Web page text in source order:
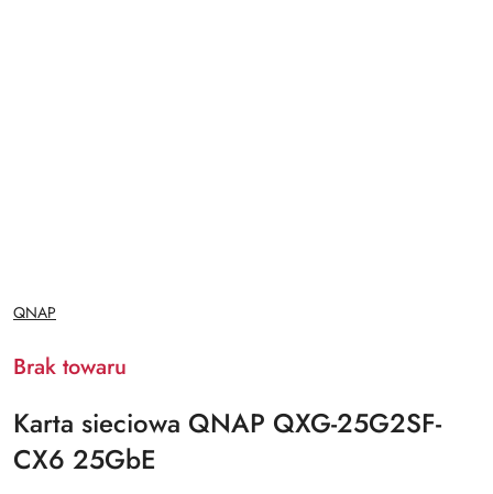
NAZWA
PRODUCENTA:
QNAP
Brak towaru
Karta sieciowa QNAP QXG-25G2SF-
CX6 25GbE